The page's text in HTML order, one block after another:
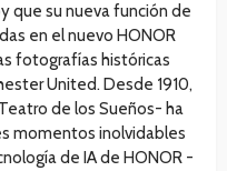
que su nueva función de
en el nuevo HONOR
fotografías históricas
United. Desde 1910,
de los Sueños- ha
momentos inolvidables
de IA de HONOR -